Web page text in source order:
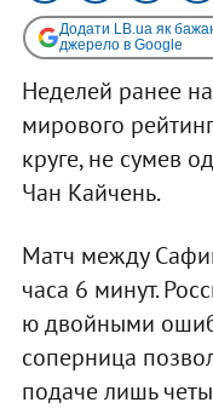
Додати LB.ua як
джерело в Google
Неделей ранее
мирового
круге, не сумев
Чан Кайчень.
Матч между
часа 6 минут.
ю двойными
соперница
подаче лишь